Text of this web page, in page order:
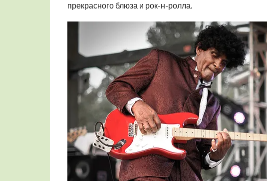
прекрасного блюза и рок-н-ролла.